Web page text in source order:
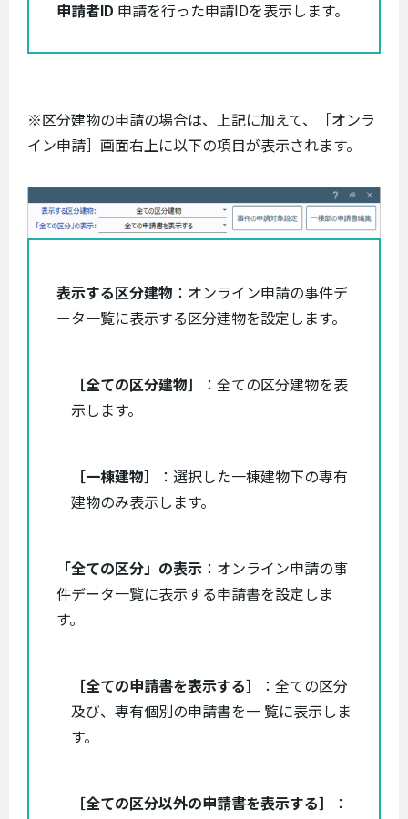
申請者ID 申請を行った申請IDを表示します。
※区分建物の申請の場合は、上記に加えて、［オンラ
イン申請］画面右上に以下の項目が表示されます。
表示する区分建物 ：オンライン申請の事件デ
ータ一覧に表示する区分建物を設定します。
［全ての区分建物］
：全ての区分建物を表
示します。
［一棟建物］
：選択した一棟建物下の専有
建物のみ表示します。
「全ての区分」の表示 ：オンライン申請の事
件データ一覧に表示する申請書を設定しま
す。
［全ての申請書を表示する］
：全ての区分
及び、専有個別の申請書を一 覧に表示しま
す。
［全ての区分以外の申請書を表示する］
：